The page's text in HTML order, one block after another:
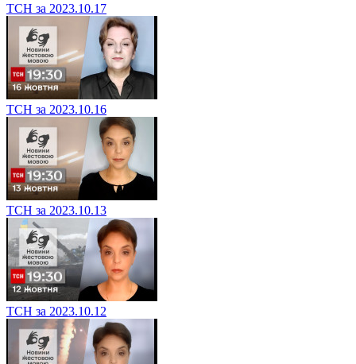
ТСН за 2023.10.17
ТСН за 2023.10.16
ТСН за 2023.10.13
ТСН за 2023.10.12